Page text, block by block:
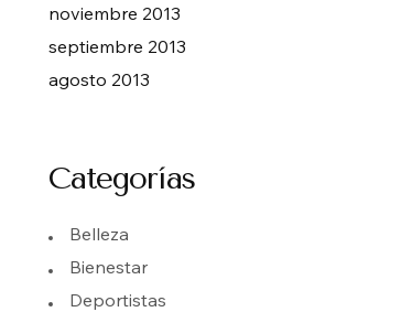
noviembre 2013
septiembre 2013
agosto 2013
Categorías
Belleza
Bienestar
Deportistas